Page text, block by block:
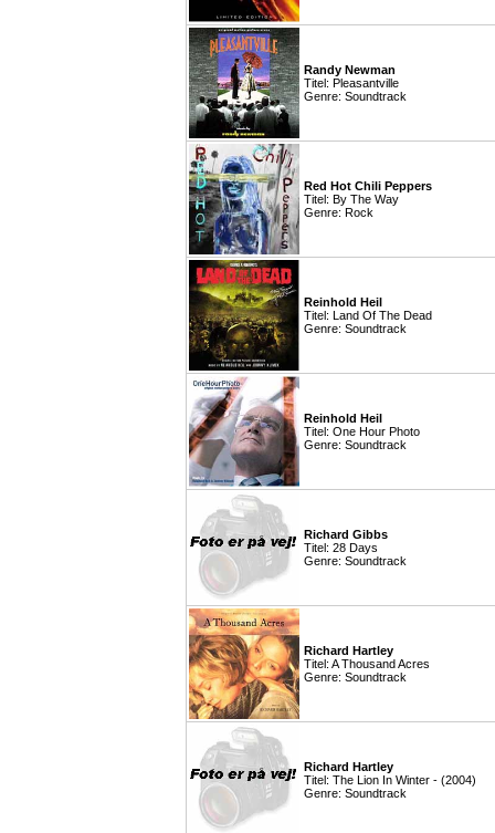
Randy Newman
Titel: Pleasantville
Genre: Soundtrack
Red Hot Chili Peppers
Titel: By The Way
Genre: Rock
Reinhold Heil
Titel: Land Of The Dead
Genre: Soundtrack
Reinhold Heil
Titel: One Hour Photo
Genre: Soundtrack
Richard Gibbs
Titel: 28 Days
Genre: Soundtrack
Richard Hartley
Titel: A Thousand Acres
Genre: Soundtrack
Richard Hartley
Titel: The Lion In Winter - (2004)
Genre: Soundtrack